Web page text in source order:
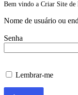
Bem vindo a Criar Site
Nome de usuário ou
Senha
Lembrar-me